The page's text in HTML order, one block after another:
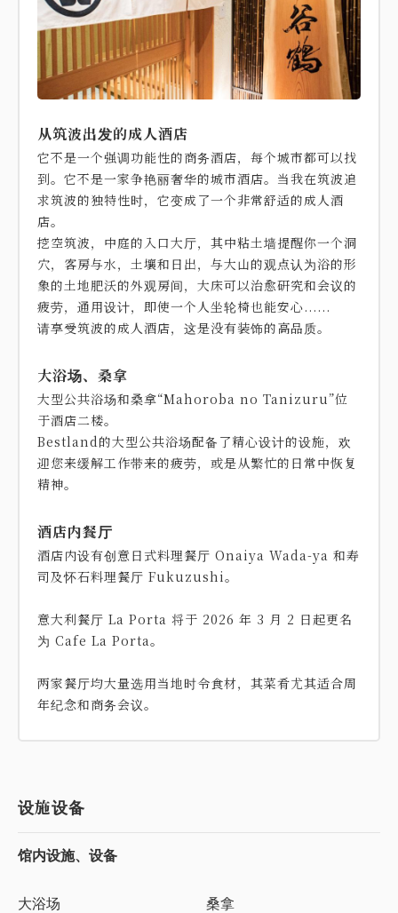
从筑波出发的成人酒店
它不是一个强调功能性的商务酒店，每个城市都可以找
到。它不是一家争艳丽奢华的城市酒店。当我在筑波追
求筑波的独特性时，它变成了一个非常舒适的成人酒
店。
挖空筑波，中庭的入口大厅，其中粘土墙提醒你一个洞
穴，客房与水，土壤和日出，与大山的观点认为浴的形
象的土地肥沃的外观房间，大床可以治愈研究和会议的
疲劳，通用设计，即使一个人坐轮椅也能安心......
请享受筑波的成人酒店，这是没有装饰的高品质。
大浴场、桑拿
大型公共浴场和桑拿“Mahoroba no Tanizuru”位
于酒店二楼。
Bestland的大型公共浴场配备了精心设计的设施，欢
迎您来缓解工作带来的疲劳，或是从繁忙的日常中恢复
酒店内餐厅
酒店内设有创意日式料理餐厅 Onaiya Wada-ya 和寿
司及怀石料理餐厅 Fukuzushi。
意大利餐厅 La Porta 将于 2026 年 3 月 2 日起更名
为 Cafe La Porta。
两家餐厅均大量选用当地时令食材，其菜肴尤其适合周
年纪念和商务会议。
设施设备
馆内设施、设备
大浴场
桑拿